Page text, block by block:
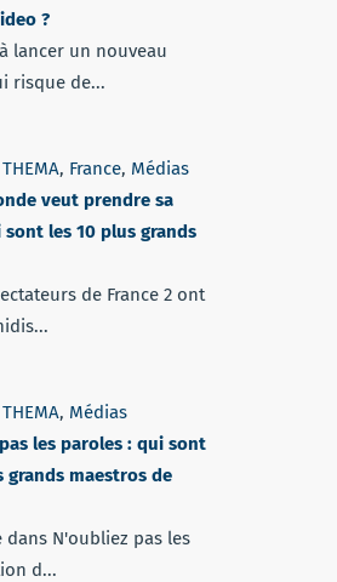
?
lancer un nouveau
risque de...
, France, Médias
veut prendre sa
sont les 10 plus grands
de France 2 ont
, Médias
les paroles : qui sont
grands maestros de
dans N'oubliez pas les
d...